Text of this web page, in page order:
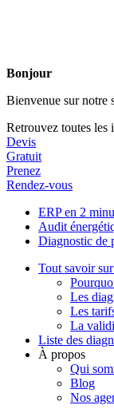
Bonjour
Bienvenue sur notre
Retrouvez toutes
Devis
Gratuit
Prenez
Rendez-vous
ERP en 2
Audit
Diagnostic de
Tout savoir
Les
Les
La
Liste des
À propos
Qui
Blog
Nos